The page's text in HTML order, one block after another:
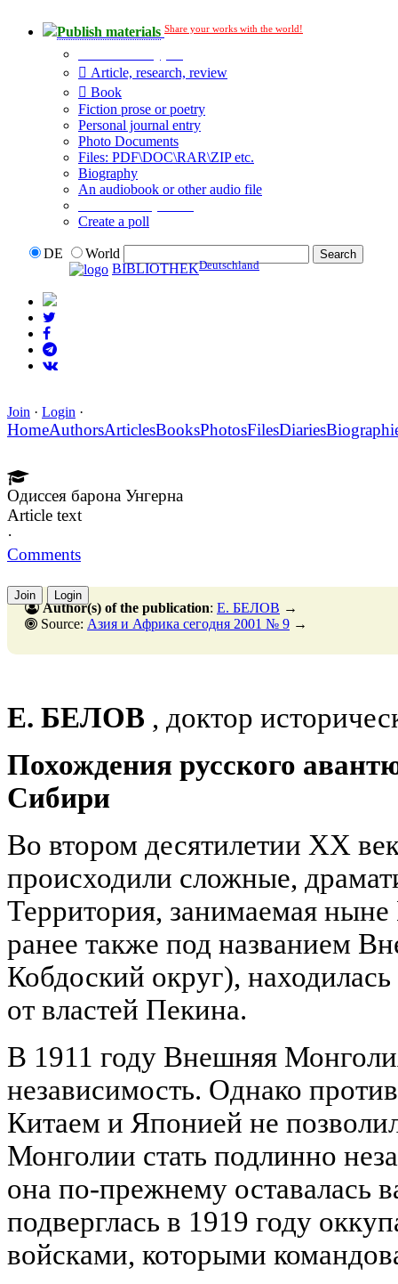
Publish materials Share your works with the world!
Article, research, review
Book
Fiction prose or poetry
Personal journal entry
Photo Documents
Files: PDF\DOC\RAR\ZIP etc.
Biography
An audiobook or other audio file
Create a poll
DE
World
BIBLIOTHEKDeutschland
Join · Login ·
HomeAuthorsArticlesBooksPhotosFilesDiaries
Одиссея барона Унгерна
Article text
·
Comments
Join Login
Author(s) of the publication: Е. БЕЛОВ →
Source: Азия и Африка сегодня 2001 № 9 →
Е. БЕЛОВ , доктор
Похождения русского
Сибири
Во втором десятилетии XX
происходили сложные,
Территория, занимаемая
ранее также под названием
Кобдоский округ),
от властей Пекина.
В 1911 году Внешняя
независимость. Однако
Китаем и Японией не
Монголии стать подлинно
она по-прежнему оставалась
подверглась в 1919 году
войсками, которыми